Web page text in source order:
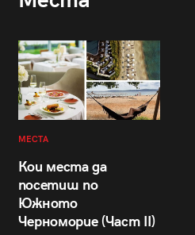
МЕСТА
Кои места да
посетиш по
Южното
Черноморие (Част II)